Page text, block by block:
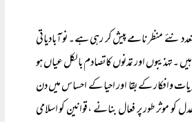
منظر نامے پیش کر رہی ہے۔ نو آبادیاتی
۔تہذیبوں اور تمدنوں کاتصادم بالکل عیاں ہو
وافکار کے بقا اور احیا کے احساس میں دن
موثر طور پر فعال بنانے ،قوانین کو اسلامی